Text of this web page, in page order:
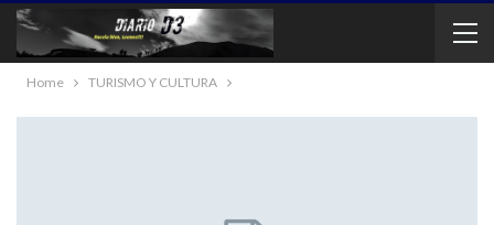
Home TURISMO Y CULTURA